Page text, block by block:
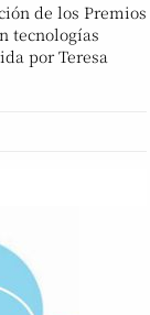
de los Premios
tecnologías
por Teresa